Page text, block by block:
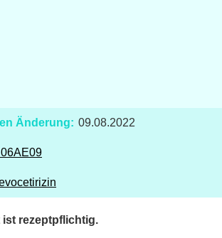
Änderung: 09.08.2022
ist rezeptpflichtig.